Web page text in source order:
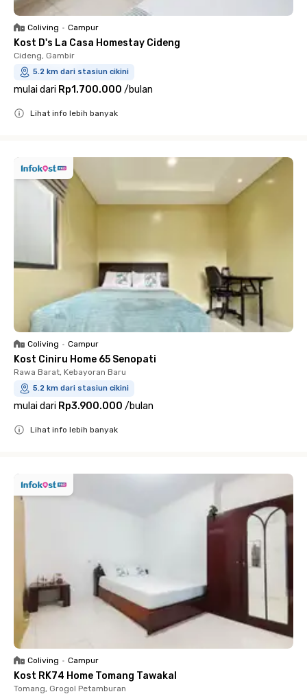
Coliving • Campur
Kost D's La Casa Homestay Cideng
Cideng, Gambir
5.2 km dari stasiun cikini
mulai dari Rp1.700.000 /bulan
Lihat info lebih banyak
Coliving • Campur
Kost Ciniru Home 65 Senopati
Rawa Barat, Kebayoran Baru
5.2 km dari stasiun cikini
mulai dari Rp3.900.000 /bulan
Lihat info lebih banyak
Coliving • Campur
Kost RK74 Home Tomang Tawakal
Tomang, Grogol Petamburan